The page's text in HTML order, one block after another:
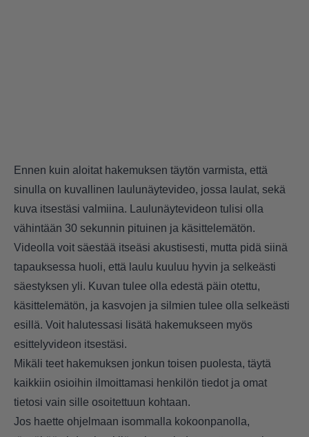
Ennen kuin aloitat hakemuksen täytön varmista, että
sinulla on kuvallinen laulunäytevideo, jossa laulat, sekä
kuva itsestäsi valmiina. Laulunäytevideon tulisi olla
vähintään 30 sekunnin pituinen ja käsittelemätön.
Videolla voit säestää itseäsi akustisesti, mutta pidä siinä
tapauksessa huoli, että laulu kuuluu hyvin ja selkeästi
säestyksen yli. Kuvan tulee olla edestä päin otettu,
käsittelemätön, ja kasvojen ja silmien tulee olla selkeästi
esillä. Voit halutessasi lisätä hakemukseen myös
esittelyvideon itsestäsi.
Mikäli teet hakemuksen jonkun toisen puolesta, täytä
kaikkiin osioihin ilmoittamasi henkilön tiedot ja omat
tietosi vain sille osoitettuun kohtaan.
Jos haette ohjelmaan isommalla kokoonpanolla,